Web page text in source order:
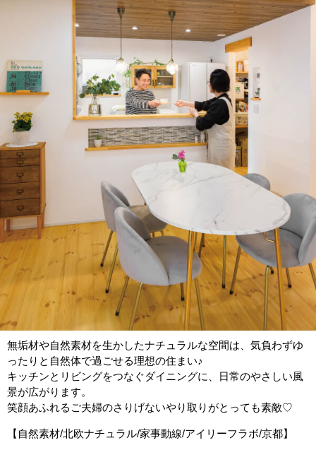
無垢材や自然素材を生かしたナチュラルな空間は、気負わずゆ
ったりと自然体で過ごせる理想の住まい♪
キッチンとリビングをつなぐダイニングに、日常のやさしい風
景が広がります。
笑顔あふれるご夫婦のさりげないやり取りがとっても素敵♡
【自然素材/北欧ナチュラル/家事動線/アイリーフラボ/京都】